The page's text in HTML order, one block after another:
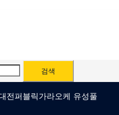
전퍼블릭가라오케 유성풀